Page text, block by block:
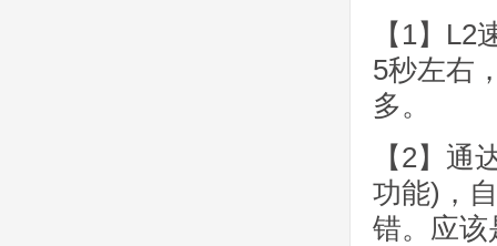
【1】
5秒左右
多。
【2】
功能)，
错。应该